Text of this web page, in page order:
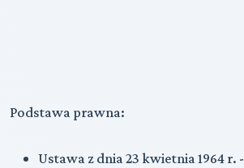
Podstawa prawna:
Ustawa z dnia 23 kwietnia 1964 r. -